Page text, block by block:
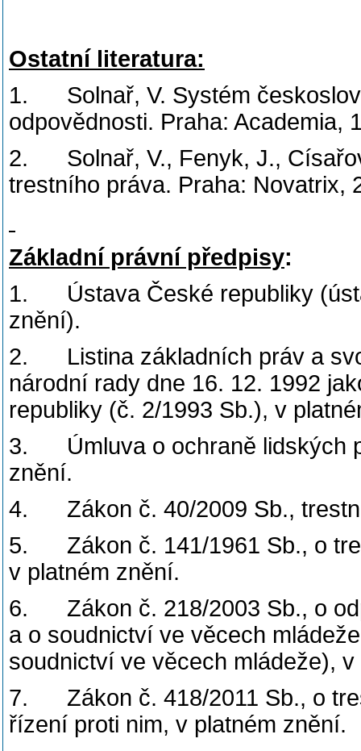
Ostatní literatura:
1. Solnař, V. Systém
odpovědnosti. Praha: Academia,
2. Solnař, V., Fenyk, J.,
trestního práva. Praha: Novatrix,
Základní právní předpisy:
1. Ústava České republiky
znění).
2. Listina základních práv a
národní rady dne 16. 12. 1992
republiky (č. 2/1993 Sb.), v
3. Úmluva o ochraně lidských
znění.
4. Zákon č. 40/2009 Sb.,
5. Zákon č. 141/1961 Sb., o
v platném znění.
6. Zákon č. 218/2003 Sb., o
a o soudnictví ve věcech
soudnictví ve věcech mládeže),
7. Zákon č. 418/2011 Sb., o
řízení proti nim, v platném znění.